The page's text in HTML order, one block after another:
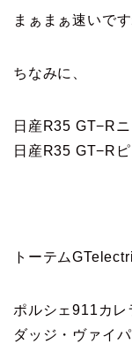
まぁまぁ速いです
ちなみに、
日産R35 GT−R
日産R35 GT−R
トーテム
ポルシェ911カレ
ダッジ・ヴァイ